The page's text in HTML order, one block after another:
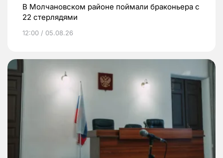
В Молчановском районе поймали браконьера с
22 стерлядями
12:00 / 05.08.26